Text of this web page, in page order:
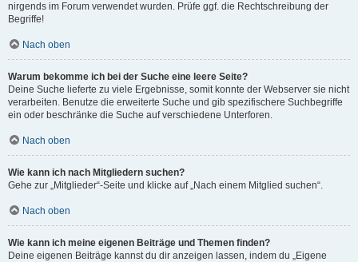
nirgends im Forum verwendet wurden. Prüfe ggf. die Rechtschreibung der
Begriffe!
Nach oben
Warum bekomme ich bei der Suche eine leere Seite?
Deine Suche lieferte zu viele Ergebnisse, somit konnte der Webserver sie nicht
verarbeiten. Benutze die erweiterte Suche und gib spezifischere Suchbegriffe
ein oder beschränke die Suche auf verschiedene Unterforen.
Nach oben
Wie kann ich nach Mitgliedern suchen?
Gehe zur „Mitglieder“-Seite und klicke auf „Nach einem Mitglied suchen“.
Nach oben
Wie kann ich meine eigenen Beiträge und Themen finden?
Deine eigenen Beiträge kannst du dir anzeigen lassen, indem du „Eigene